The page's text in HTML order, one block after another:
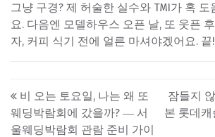
그냥 구경? 제 허술한 실수와 TMI가 혹 도
요. 다음엔 모델하우스 오픈 날, 또 웃픈
자, 커피 식기 전에 얼른 마셔야겠어요. 끝!
Post navigation
비 오는 토요일, 나는 왜 또
웨딩박람회에 갔을까? ― 서
울웨딩박람회 관람 준비 가이
잠들지
본 롯데